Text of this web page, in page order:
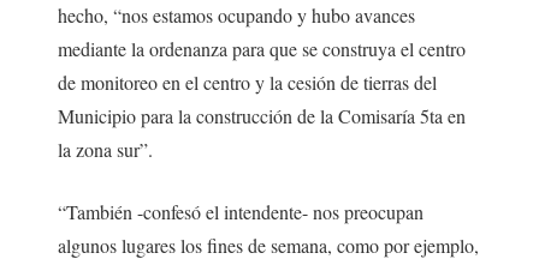
hecho, “nos estamos ocupando y hubo avances
mediante la ordenanza para que se construya el centro
de monitoreo en el centro y la cesión de tierras del
Municipio para la construcción de la Comisaría 5ta en
la zona sur”.
“También -confesó el intendente- nos preocupan
algunos lugares los fines de semana, como por ejemplo,